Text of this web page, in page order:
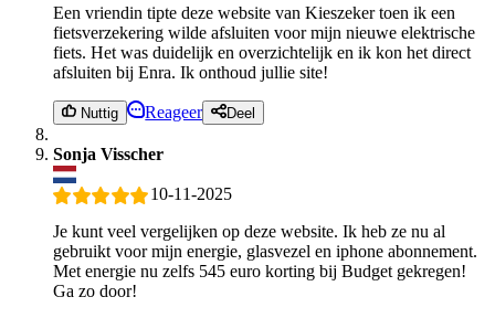
Een vriendin tipte deze website van Kieszeker toen ik een
fietsverzekering wilde afsluiten voor mijn nieuwe elektrische
fiets. Het was duidelijk en overzichtelijk en ik kon het direct
afsluiten bij Enra. Ik onthoud jullie site!
Nuttig Reageer Deel
Sonja Visscher
10-11-2025
Je kunt veel vergelijken op deze website. Ik heb ze nu al
gebruikt voor mijn energie, glasvezel en iphone abonnement.
Met energie nu zelfs 545 euro korting bij Budget gekregen!
Ga zo door!